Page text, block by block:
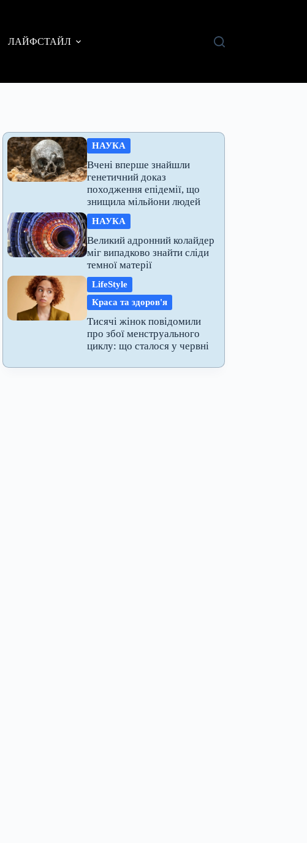
ЛАЙФСТАЙЛ
НАУКА
Вчені вперше знайшли
генетичний доказ
походження епідемії, що
знищила мільйони людей
НАУКА
Великий адронний колайдер
міг випадково знайти сліди
темної матерії
LifeStyle
Краса та здоров'я
Тисячі жінок повідомили
про збої менструального
циклу: що сталося у червні